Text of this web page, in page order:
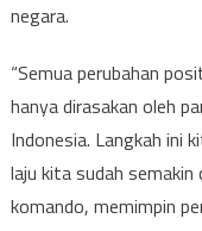
negara.
“Semua perubahan
hanya dirasakan oleh
Indonesia. Langkah ini
laju kita sudah
komando, memimpin